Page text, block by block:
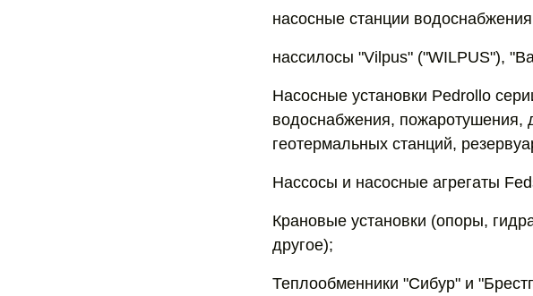
насосные станции
нассилосы "Vilpus" ("WILPUS"),
Насосные установки Pedrollo
водоснабжения, пожаротушения,
геотермальных станций,
Нассосы и насосные агрегаты
Крановые установки (опоры,
другое);
Теплообменники "Сибур" и